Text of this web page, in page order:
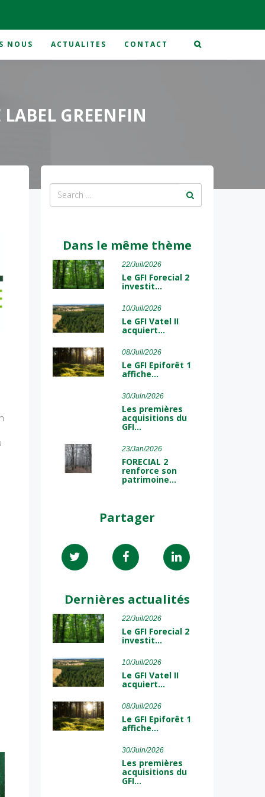
NOUS ACTUALITES CONTACT
GREENFIN
Dans le même thème
22/Juil/2026
Le GFI Forecial 2
investit…
10/Juil/2026
Le GFI Vatel II
acquiert…
08/Juil/2026
Le GFI Epiforêt 1
affiche…
30/Juin/2026
Les premières
acquisitions du
GFI…
23/Jan/2026
FORECIAL 2
renforce son
patrimoine…
Partager
Dernières actualités
22/Juil/2026
Le GFI Forecial 2
investit…
10/Juil/2026
Le GFI Vatel II
acquiert…
08/Juil/2026
Le GFI Epiforêt 1
affiche…
30/Juin/2026
Les premières
acquisitions du
GFI…